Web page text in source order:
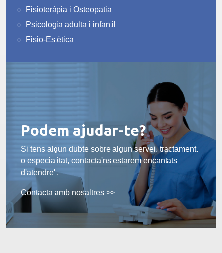
Fisioteràpia i Osteopatia
Psicologia adulta i infantil
Fisio-Estètica
Podem ajudar-te?
Si tens algun dubte sobre algun servei, tractament,
o especialitat, contacta'ns estarem encantats
d'atendre'l.
Contacta amb nosaltres >>